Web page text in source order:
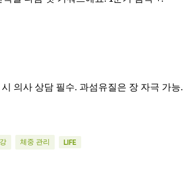
의사 상담 필수. 과섬유질은 장 자극 가능.
체중 관리 LIFE